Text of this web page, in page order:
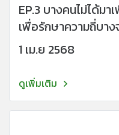
EP.3 บางคนไม่ได้ม
เพื่อรักษาความถี่บาง
1 เม.ย 2568
ดูเพิ่มเติม